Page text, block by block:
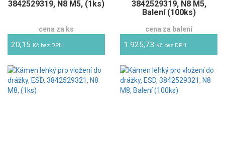
3842529319, N8 M5, (1ks)
cena za ks
20,15 Kč bez DPH
3842529319, N8 M5,
Balení (100ks)
cena za balení
1 925,73 Kč bez DPH